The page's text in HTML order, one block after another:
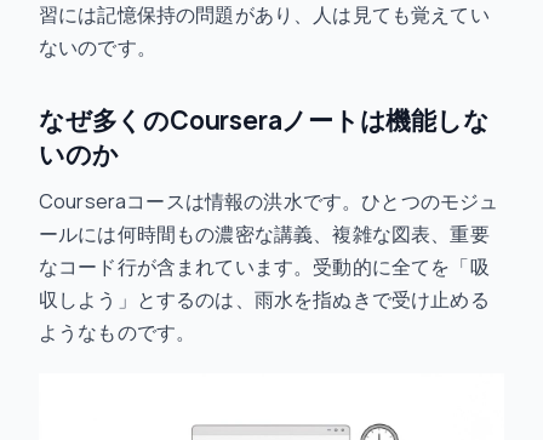
習には記憶保持の問題があり、人は見ても覚えてい
ないのです。
なぜ多くのCourseraノートは機能しな
いのか
Courseraコースは情報の洪水です。ひとつのモジュ
ールには何時間もの濃密な講義、複雑な図表、重要
なコード行が含まれています。受動的に全てを「吸
収しよう」とするのは、雨水を指ぬきで受け止める
ようなものです。